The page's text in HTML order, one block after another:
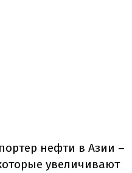
нефти в Азии –
увеличивают